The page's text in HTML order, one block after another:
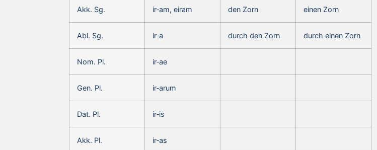
Akk. Sg. ir‑am, eiram den Zorn einen Zorn
Abl. Sg. ir‑a durch den Zorn durch einen Zorn
Nom. Pl. ir‑ae
Gen. Pl. ir‑arum
Dat. Pl. ir‑is
Akk. Pl. ir‑as